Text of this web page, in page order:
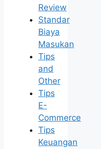
Review
Standar
Biaya
Masukan
Tips
and
Other
Tips
E-
Commerce
Tips
Keuangan